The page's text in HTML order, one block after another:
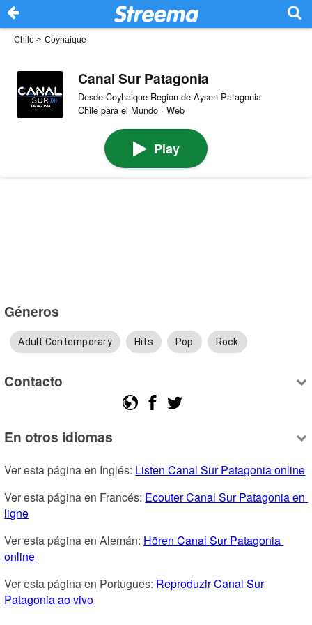
Chile > Coyhaique
Canal Sur Patagonia
Desde Coyhaique Region de Aysen Patagonia
Chile para el Mundo · Web
Play
Géneros
Adult Contemporary Hits Pop Rock
Contacto
En otros idiomas
Ver esta página en Inglés: Listen Canal Sur Patagonia online
Ver esta página en Francés: Ecouter Canal Sur Patagonia en
ligne
Ver esta página en Alemán: Hören Canal Sur Patagonia
online
Ver esta página en Portugues: Reproduzir Canal Sur
Patagonia ao vivo